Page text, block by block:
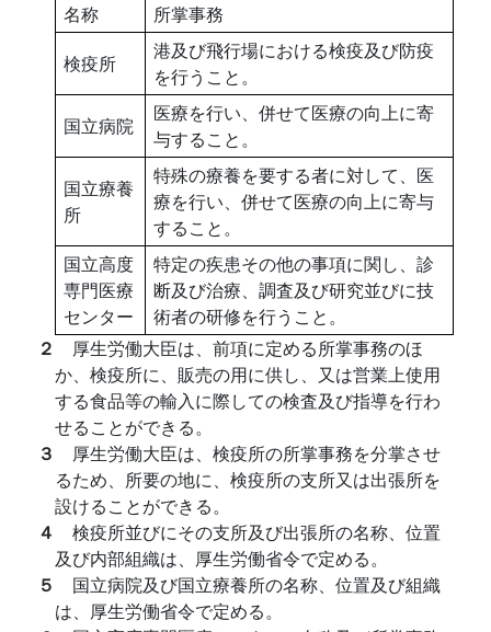
名称
所掌事務
検疫所
港及び飛行場における検疫及び防疫
を行うこと。
国立病院
医療を行い、併せて医療の向上に寄
与すること。
国立療養
所
特殊の療養を要する者に対して、医
療を行い、併せて医療の向上に寄与
すること。
国立高度
専門医療
センター
特定の疾患その他の事項に関し、診
断及び治療、調査及び研究並びに技
術者の研修を行うこと。
２ 厚生労働大臣は、前項に定める所掌事務のほ
か、検疫所に、販売の用に供し、又は営業上使用
する食品等の輸入に際しての検査及び指導を行わ
せることができる。
３ 厚生労働大臣は、検疫所の所掌事務を分掌させ
るため、所要の地に、検疫所の支所又は出張所を
設けることができる。
４ 検疫所並びにその支所及び出張所の名称、位置
及び内部組織は、厚生労働省令で定める。
５ 国立病院及び国立療養所の名称、位置及び組織
は、厚生労働省令で定める。